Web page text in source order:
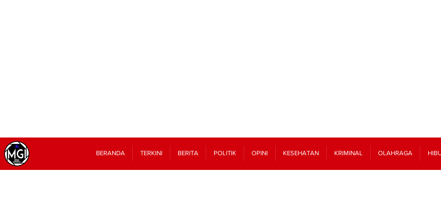
BERANDA TERKINI BERITA POLITIK OPINI KESEHATAN KRIMINAL OLAHRAGA